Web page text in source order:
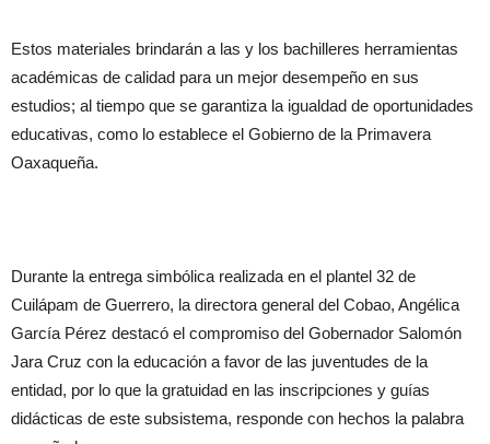
Estos materiales brindarán a las y los bachilleres herramientas
académicas de calidad para un mejor desempeño en sus
estudios; al tiempo que se garantiza la igualdad de oportunidades
educativas, como lo establece el Gobierno de la Primavera
Oaxaqueña.
Durante la entrega simbólica realizada en el plantel 32 de
Cuilápam de Guerrero, la directora general del Cobao, Angélica
García Pérez destacó el compromiso del Gobernador Salomón
Jara Cruz con la educación a favor de las juventudes de la
entidad, por lo que la gratuidad en las inscripciones y guías
didácticas de este subsistema, responde con hechos la palabra